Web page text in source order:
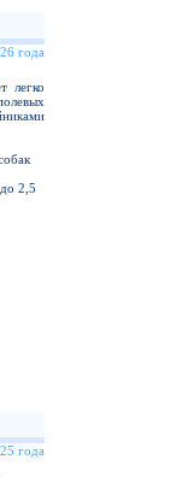
года
легко
2,5
года